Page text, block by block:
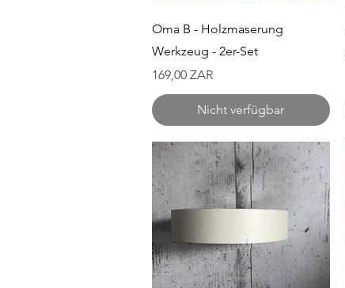
Schnellansicht
Oma B - Holzmaserung
Werkzeug - 2er-Set
Preis
169,00 ZAR
Nicht verfügbar